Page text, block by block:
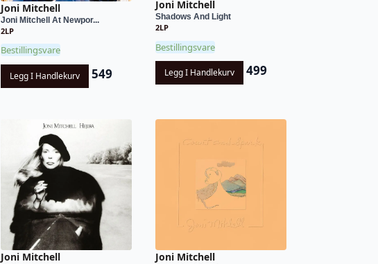
Joni Mitchell
Joni Mitchell At Newpor...
2LP
Bestillingsvare
Legg I Handlekurv 549
Joni Mitchell
Shadows And Light
2LP
Bestillingsvare
Legg I Handlekurv 499
Joni Mitchell Joni Mitchell